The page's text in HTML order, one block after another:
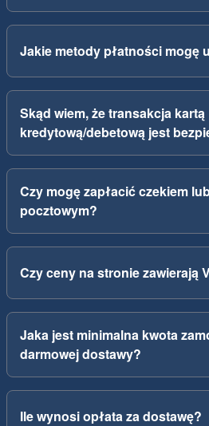
Jakie metody płatności mogę
Skąd wiem, że transakcja kartą
kredytową/debetową jest
Czy mogę zapłacić czekiem
pocztowym?
Czy ceny na stronie zawierają
Jaka jest minimalna kwota
darmowej dostawy?
Ile wynosi opłata za dostawę?